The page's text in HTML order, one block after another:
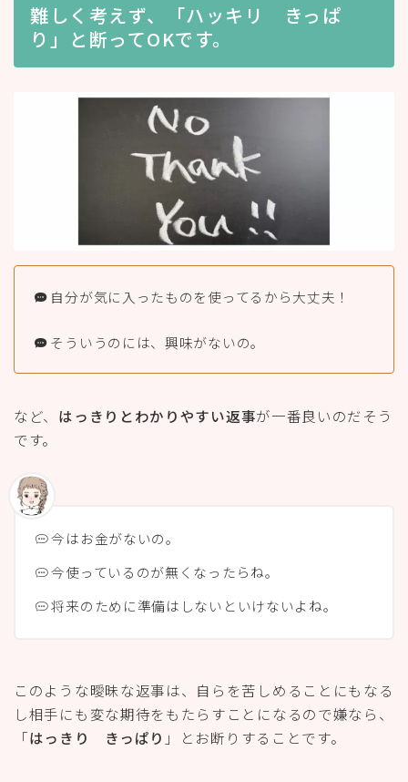
難しく考えず、「ハッキリ きっぱ
り」と断ってOKです。
自分が気に入ったものを使ってるから大丈夫！
そういうのには、興味がないの。
など、 はっきりとわかりやすい返事が一番良いのだそう
です。
今はお金がないの。
今使っているのが無くなったらね。
将来のために準備はしないといけないよね。
このような曖昧な返事は、自らを苦しめることにもなる
し相手にも変な期待をもたらすことになるので嫌なら、
「はっきり きっぱり 」とお断りすることです。